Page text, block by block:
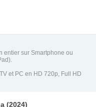
entier sur Smartphone ou
et PC en HD 720p, Full HD
(2024)